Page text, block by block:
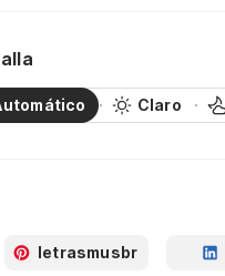
Claro
letrasmusbr